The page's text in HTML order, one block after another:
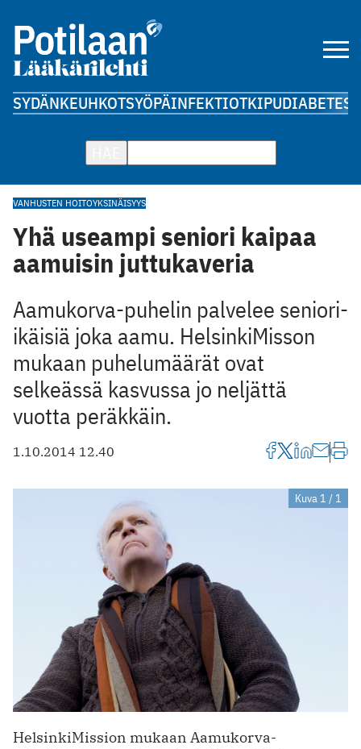
SYDÄNKEUHKOTSYÖPÄINFEKTIOTKIPUDIABETES
VANHUSTEN HOITOYKSINÄISYYS
Yhä useampi seniori kaipaa
aamuisin juttukaveria
Aamukorva-puhelin palvelee seniori-
ikäisiä joka aamu. HelsinkiMisson
mukaan puhelumäärät ovat
selkeässä kasvussa jo neljättä
vuotta peräkkäin.
1.10.2014 12.40
Kuva 1 / 1
HelsinkiMission mukaan Aamukorva-